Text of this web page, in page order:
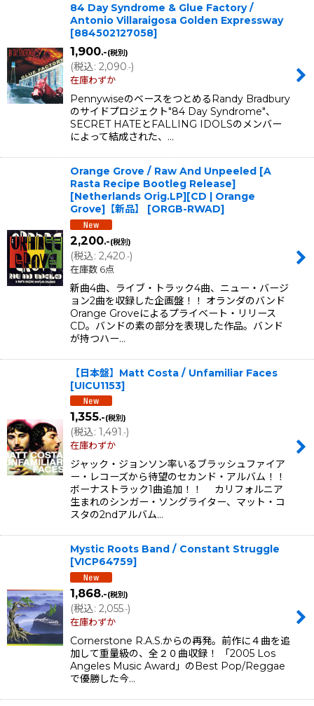
84 Day Syndrome & Glue Factory /
Antonio Villaraigosa Golden Expressway
[884502127058]
1,900.-(税別)
(税込: 2,090.-)
在庫わずか
PennywiseのベースをつとめるRandy Bradbury
のサイドプロジェクト"84 Day Syndrome"、
SECRET HATEとFALLING IDOLSのメンバー
によって結成された、…
Orange Grove / Raw And Unpeeled [A
Rasta Recipe Bootleg Release]
[Netherlands Orig.LP][CD | Orange
Grove]【新品】
[ORGB-RWAD]
2,200.-(税別)
(税込: 2,420.-)
在庫数 6点
新曲4曲、ライブ・トラック4曲、ニュー・バージ
ョン2曲を収録した企画盤！！ オランダのバンド
Orange Groveによるプライベート・リリース
CD。バンドの素の部分を表現した作品。バンド
が持つハー…
【日本盤】Matt Costa / Unfamiliar Faces
[UICU1153]
1,355.-(税別)
(税込: 1,491 .-)
在庫わずか
ジャック・ジョンソン率いるブラッシュファイア
ー・レコーズから待望のセカンド・アルバム！！
ボーナストラック1曲追加！！ カリフォルニア
生まれのシンガー・ソングライター、マット・コ
スタの2ndアルバム…
Mystic Roots Band / Constant Struggle
[VICP64759]
1,868.-(税別)
(税込: 2,055.-)
在庫わずか
Cornerstone R.A.S.からの再発。前作に４曲を追
加して重量級の、全２０曲収録！ 「2005 Los
Angeles Music Award」のBest Pop/Reggae
で優勝した今…